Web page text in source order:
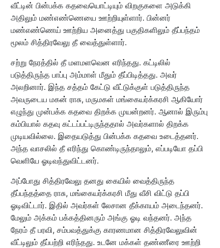
வீட்டின் பின்பக்க கதவையொட்டியும் விறகுகளை அடுக்கி
அதிலும் மண்எண்ணெயை ஊற்றியுள்ளார். பின்னர்
மண்எண்ணெய் ஊற்றிய அனைத்து பகுதிகளிலும் தீப்பந்தம்
மூலம் சித்திரவேலு தீ வைத்துள்ளார்.
சற்று நேரத்தில் தீ மளமளவென எரிந்தது. கட்டிலில்
படுத்திருந்த பாப்பு அம்மாள் மீதும் தீப்பிடித்தது. அவர்
அலறினார். இந்த சத்தம் கேட்டு வீட்டுக்குள் படுத்திருந்த
அவருடைய மகன் ராசு, மருமகள் மங்கையர்க்கரசி ஆகியோர்
எழுந்து முன்பக்க கதவை திறக்க முயன்றனர். ஆனால் இரும்பு
கம்பியால் கதவு கட்டப்பட்டிருந்ததால் அவர்களால் திறக்க
முடியவில்லை. இதையடுத்து பின்பக்க கதவை உடைத்தனர்.
அந்த வாசலில் தீ எரிந்து கொண்டிருந்தாலும், எப்படியோ தப்பி
வெளியே ஓடிவந்துவிட்டனர்.
அப்போது சித்திரவேலு தனது கையில் வைத்திருந்த
தீப்பந்தத்தை ராசு, மங்கையர்க்கரசி மீது வீசி விட்டு தப்பி
ஓடிவிட்டார். இதில் அவர்கள் லேசான தீக்காயம் அடைந்தனர்.
மேலும் அக்கம் பக்கத்தினரும் அங்கு ஓடி வந்தனர். அந்த
நேரம் தீ பரவி, சம்பவத்துக்கு காரணமான சித்திரவேலுவின்
வீட்டிலும் தீப்பற்றி எரிந்தது. உடனே மக்கள் தண்ணீரை ஊற்றி